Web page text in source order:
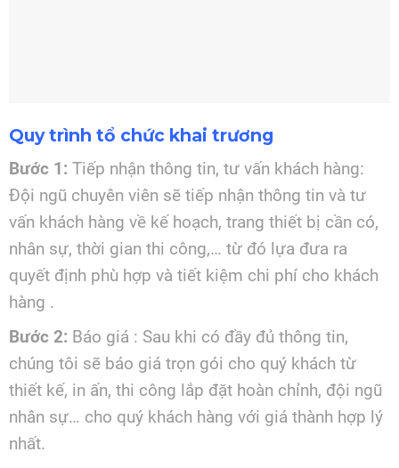
Quy trình tổ chức khai trương
Bước 1: Tiếp nhận thông tin, tư vấn khách hàng:
Đội ngũ chuyên viên sẽ tiếp nhận thông tin và tư
vấn khách hàng về kế hoạch, trang thiết bị cần có,
nhân sự, thời gian thi công,… từ đó lựa đưa ra
quyết định phù hợp và tiết kiệm chi phí cho khách
hàng .
Bước 2: Báo giá : Sau khi có đầy đủ thông tin,
chúng tôi sẽ báo giá trọn gói cho quý khách từ
thiết kế, in ấn, thi công lắp đặt hoàn chỉnh, đội ngũ
nhân sự… cho quý khách hàng với giá thành hợp lý
nhất.